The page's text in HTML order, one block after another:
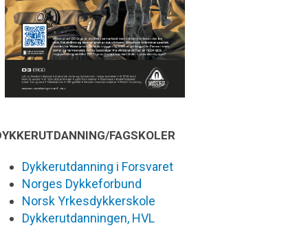
FAGSKOLER
Dykkerutdanning i Forsvaret
Norges Dykkeforbund
Norsk Yrkesdykkerskole
Dykkerutdanningen, HVL